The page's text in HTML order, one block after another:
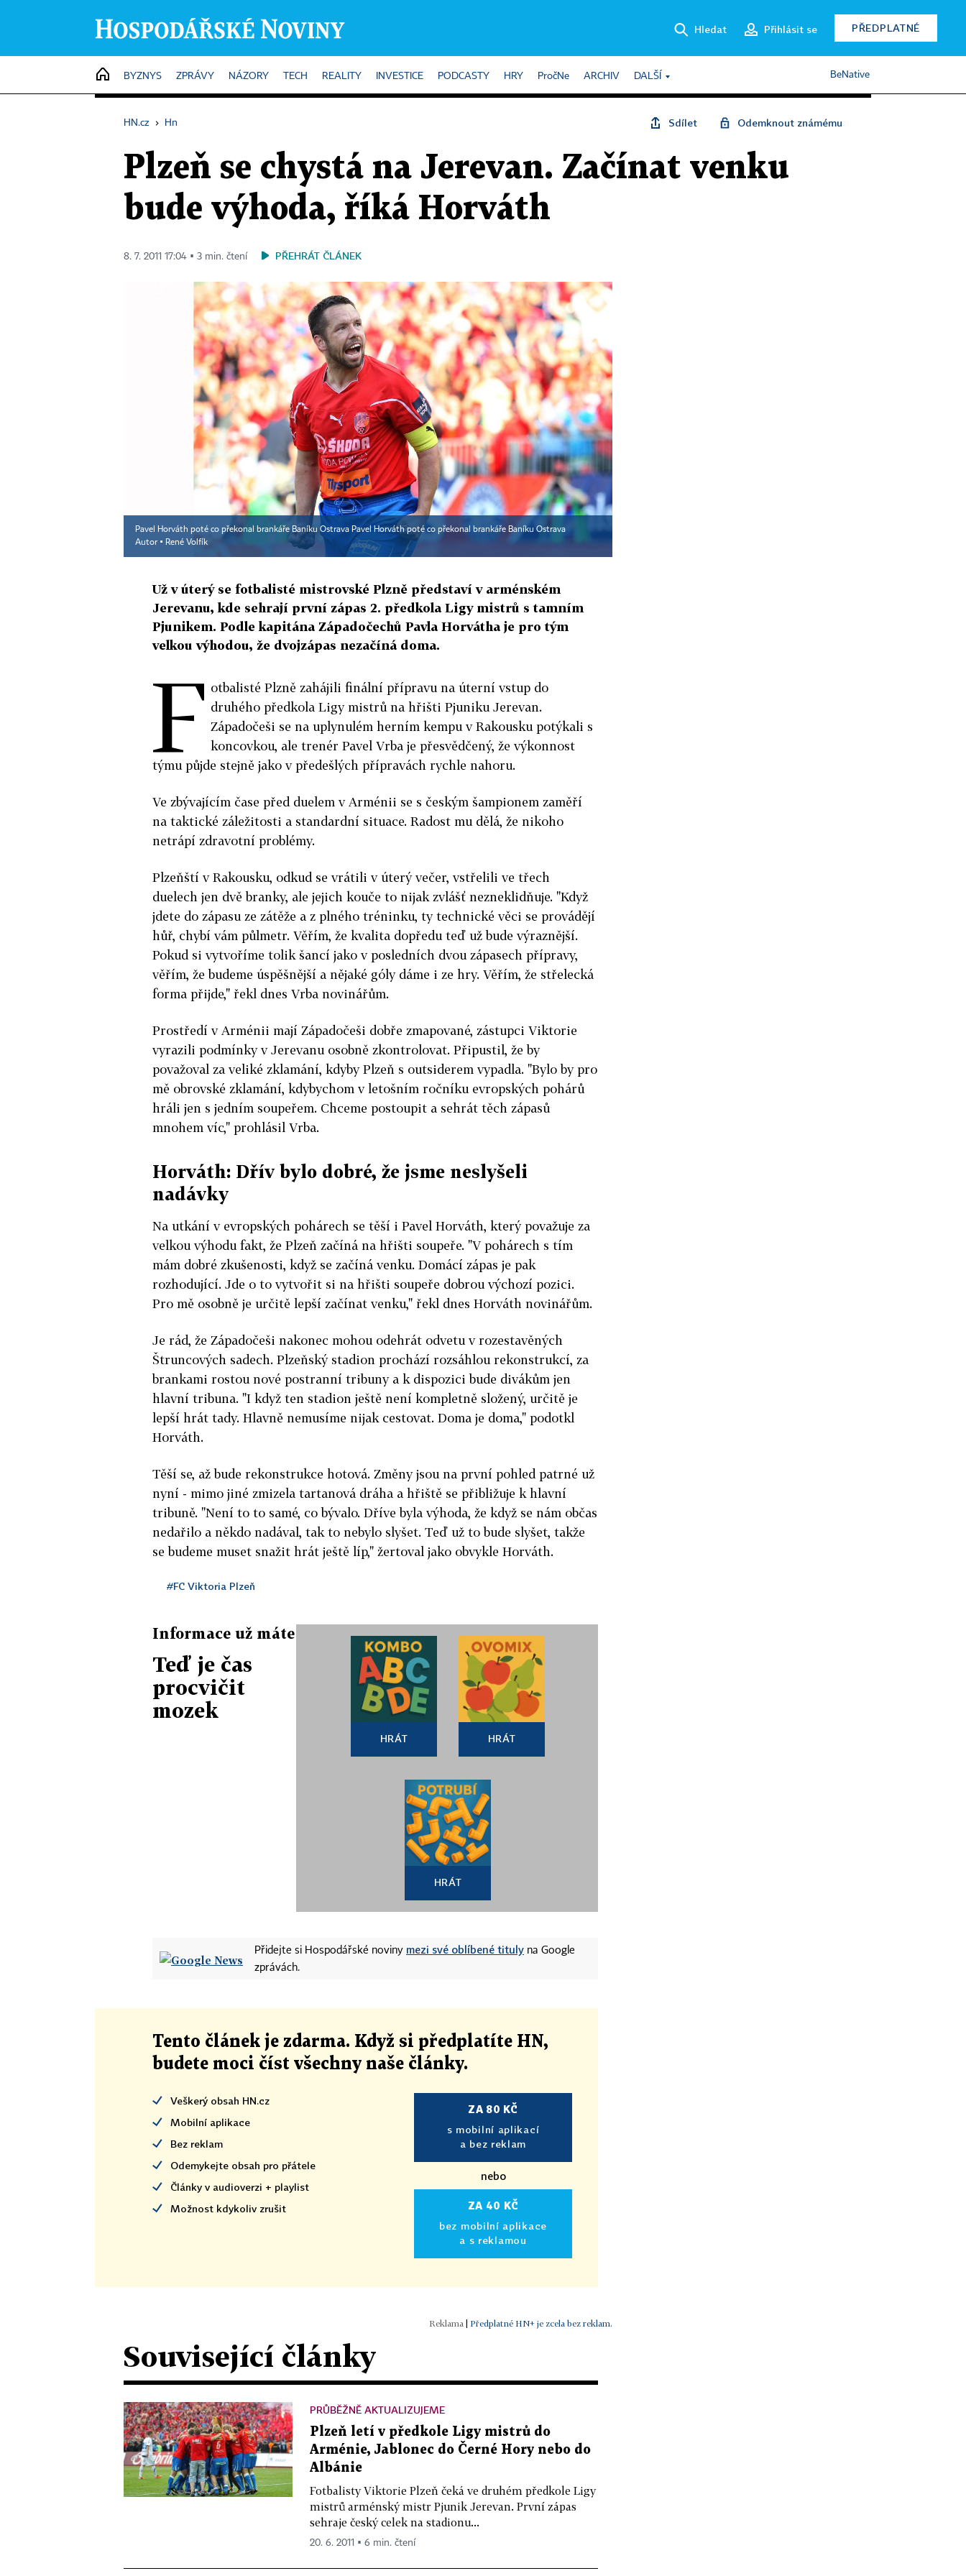
Hledat Přihlásit se PŘEDPLATNÉ
HOME
BYZNYS ZPRÁVY NÁZORY TECH REALITY INVESTICE PODCASTY HRY PročNe ARCHIV DALŠÍ BeNative
HN.cz › Hn Sdílet Odemknout známému
Plzeň se chystá na Jerevan. Začínat venku
bude výhoda, říká Horváth
8. 7. 2011 17:04 ▪ 3 min. čtení PŘEHRÁT ČLÁNEK
Pavel Horváth poté co překonal brankáře Baníku Ostrava Pavel Horváth poté co překonal brankáře Baníku Ostrava
Autor ▪ René Volfík
Už v úterý se fotbalisté mistrovské Plzně představí v arménském
Jerevanu, kde sehrají první zápas 2. předkola Ligy mistrů s tamním
Pjunikem. Podle kapitána Západočechů Pavla Horvátha je pro tým
velkou výhodou, že dvojzápas nezačíná doma.
F otbalisté Plzně zahájili finální přípravu na úterní vstup do
druhého předkola Ligy mistrů na hřišti Pjuniku Jerevan.
Západočeši se na uplynulém herním kempu v Rakousku potýkali s
koncovkou, ale trenér Pavel Vrba je přesvědčený, že výkonnost
týmu půjde stejně jako v předešlých přípravách rychle nahoru.
Ve zbývajícím čase před duelem v Arménii se s českým šampionem zaměří
na taktické záležitosti a standardní situace. Radost mu dělá, že nikoho
netrápí zdravotní problémy.
Plzeňští v Rakousku, odkud se vrátili v úterý večer, vstřelili ve třech
duelech jen dvě branky, ale jejich kouče to nijak zvlášť nezneklidňuje. "Když
jdete do zápasu ze zátěže a z plného tréninku, ty technické věci se provádějí
hůř, chybí vám půlmetr. Věřím, že kvalita dopředu teď už bude výraznější.
Pokud si vytvoříme tolik šancí jako v posledních dvou zápasech přípravy,
věřím, že budeme úspěšnější a nějaké góly dáme i ze hry. Věřím, že střelecká
forma přijde," řekl dnes Vrba novinářům.
Prostředí v Arménii mají Západočeši dobře zmapované, zástupci Viktorie
vyrazili podmínky v Jerevanu osobně zkontrolovat. Připustil, že by
považoval za veliké zklamání, kdyby Plzeň s outsiderem vypadla. "Bylo by pro
mě obrovské zklamání, kdybychom v letošním ročníku evropských pohárů
hráli jen s jedním soupeřem. Chceme postoupit a sehrát těch zápasů
mnohem víc," prohlásil Vrba.
Horváth: Dřív bylo dobré, že jsme neslyšeli
nadávky
Na utkání v evropských pohárech se těší i Pavel Horváth, který považuje za
velkou výhodu fakt, že Plzeň začíná na hřišti soupeře. "V pohárech s tím
mám dobré zkušenosti, když se začíná venku. Domácí zápas je pak
rozhodující. Jde o to vytvořit si na hřišti soupeře dobrou výchozí pozici.
Pro mě osobně je určitě lepší začínat venku," řekl dnes Horváth novinářům.
Je rád, že Západočeši nakonec mohou odehrát odvetu v rozestavěných
Štruncových sadech. Plzeňský stadion prochází rozsáhlou rekonstrukcí, za
brankami rostou nové postranní tribuny a k dispozici bude divákům jen
hlavní tribuna. "I když ten stadion ještě není kompletně složený, určitě je
lepší hrát tady. Hlavně nemusíme nijak cestovat. Doma je doma," podotkl
Horváth.
Těší se, až bude rekonstrukce hotová. Změny jsou na první pohled patrné už
nyní - mimo jiné zmizela tartanová dráha a hřiště se přibližuje k hlavní
tribuně. "Není to to samé, co bývalo. Dříve byla výhoda, že když se nám občas
nedařilo a někdo nadával, tak to nebylo slyšet. Teď už to bude slyšet, takže
se budeme muset snažit hrát ještě líp," žertoval jako obvykle Horváth.
#FC Viktoria Plzeň
Informace už máte
Teď je čas
procvičit
mozek
HRÁT HRÁT
HRÁT
Přidejte si Hospodářské noviny mezi své oblíbené tituly na Google
zprávách.
Tento článek je zdarma. Když si předplatíte HN,
budete moci číst všechny naše články.
Veškerý obsah HN.cz
Mobilní aplikace
Bez reklam
Odemykejte obsah pro přátele
Články v audioverzi + playlist
Možnost kdykoliv zrušit
ZA 80 KČ
s mobilní aplikací
a bez reklam
nebo
ZA 40 KČ
bez mobilní aplikace
a s reklamou
| Předplatné HN+ je zcela bez reklam.
Související články
PRŮBĚŽNĚ AKTUALIZUJEME
Plzeň letí v předkole Ligy mistrů do
Arménie, Jablonec do Černé Hory nebo do
Albánie
Fotbalisty Viktorie Plzeň čeká ve druhém předkole Ligy
mistrů arménský mistr Pjunik Jerevan. První zápas
sehraje český celek na stadionu...
20. 6. 2011 ▪ 6 min. čtení